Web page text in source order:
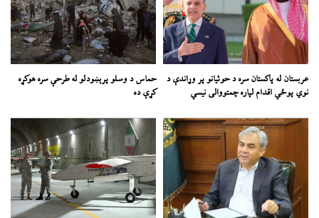
عربستان له پاکستان سره د حوثیانو پر وړاندې د
نوي پوځي اقدام لپاره چمتووالی نیسي
حماس د وسلو پرېښودلو له طرحې سره هوکړه
کړې ده